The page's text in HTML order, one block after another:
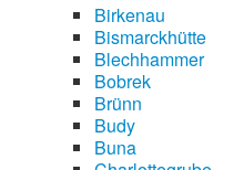
Birkenau
Bismarckhütte
Blechhammer
Bobrek
Brünn
Budy
Buna